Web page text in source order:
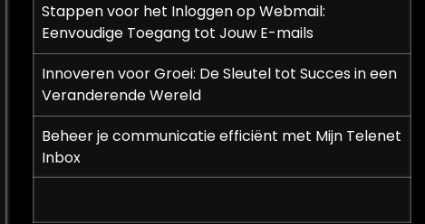
Stappen voor het Inloggen op Webmail:
Eenvoudige Toegang tot Jouw E-mails
Innoveren voor Groei: De Sleutel tot Succes in een
Veranderende Wereld
Beheer je communicatie efficiënt met Mijn Telenet
Inbox